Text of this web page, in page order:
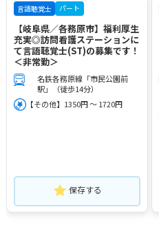
言語聴覚士 パート
【岐阜県／各務原市】福利厚生
充実◎訪問看護ステーションに
て言語聴覚士(ST)の募集です！
＜非常勤＞
名鉄各務原線「市民公園前
駅」（徒歩14分）
【その他】1350円 ～ 1720円
保存する